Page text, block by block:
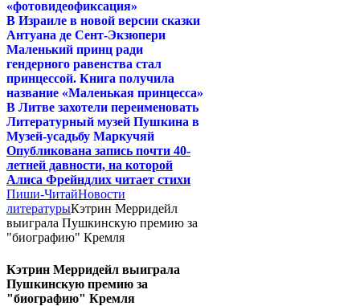
«фотовидеофиксация»
В Израиле в новой версии сказки
Антуана де Сент-Экзюпери
Маленький принц ради
гендерного равенства стал
принцессой. Книга получила
название «Маленькая принцесса»
В Литве захотели переименовать
Литературный музей Пушкина в
Музей-усадьбу Маркучяй
Опубликована запись почти 40-
летней давности, на которой
Алиса Фрейндлих читает стихи
Пиши-ЧитайНовости
литературыКэтрин Мерридейл
выиграла Пушкинскую премию за
"биографию" Кремля
Кэтрин Мерридейл выиграла
Пушкинскую премию за
"биографию" Кремля